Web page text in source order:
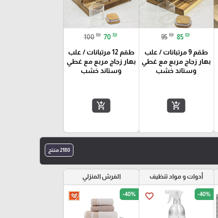
95 ₪ 85 ₪
طقم 9 مرتبانات / علب
بهار زجاج مربع مع غطي
وستاند خشب
add_shopping_cart
100 ₪ 70 ₪
طقم 12 مرتبانات / علب
بهار زجاج مربع مع غطي
وستاند خشب
add_shopping_cart
2180 منتج
أدوات و مواد تنظيف
favorite_border -40%
الفرش المنزلي
favorite_border -40%